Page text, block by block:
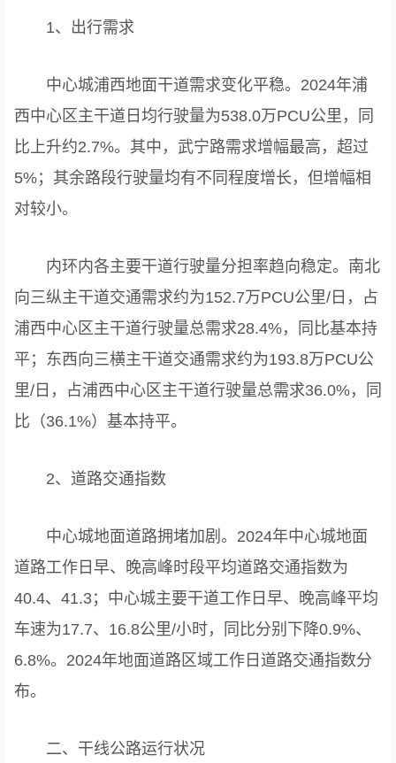
1、出行需求
中心城浦西地面干道需求变化平稳。2024年浦
西中心区主干道日均行驶量为538.0万PCU公里，同
比上升约2.7%。其中，武宁路需求增幅最高，超过
5%；其余路段行驶量均有不同程度增长，但增幅相
对较小。
内环内各主要干道行驶量分担率趋向稳定。南北
向三纵主干道交通需求约为152.7万PCU公里/日，占
浦西中心区主干道行驶量总需求28.4%，同比基本持
平；东西向三横主干道交通需求约为193.8万PCU公
里/日，占浦西中心区主干道行驶量总需求36.0%，同
比（36.1%）基本持平。
2、道路交通指数
中心城地面道路拥堵加剧。2024年中心城地面
道路工作日早、晚高峰时段平均道路交通指数为
40.4、41.3；中心城主要干道工作日早、晚高峰平均
车速为17.7、16.8公里/小时，同比分别下降0.9%、
6.8%。2024年地面道路区域工作日道路交通指数分
布。
二、干线公路运行状况